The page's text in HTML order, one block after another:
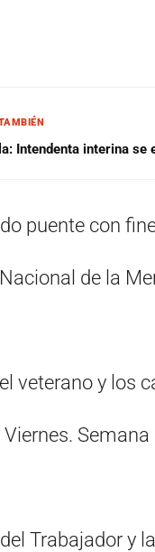
Intendenta interina se
puente con
de la
veterano y los
Semana
Trabajador y